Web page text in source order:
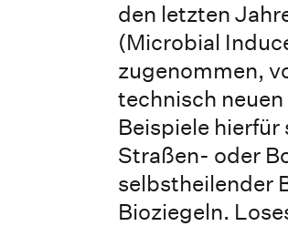
den letzten
(Microbial
zugenommen,
technisch
Beispiele
Straßen- oder
selbstheilender
Bioziegeln.